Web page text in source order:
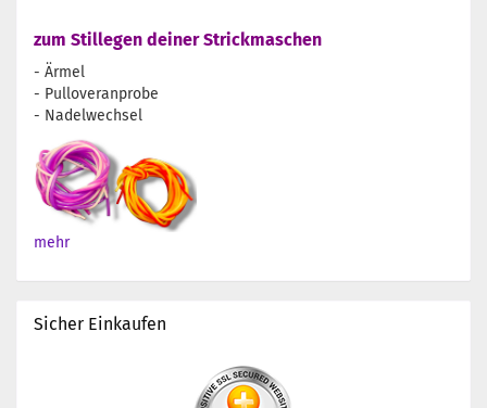
zum Stillegen deiner Strickmaschen
- Ärmel
- Pulloveranprobe
- Nadelwechsel
mehr
Sicher Einkaufen